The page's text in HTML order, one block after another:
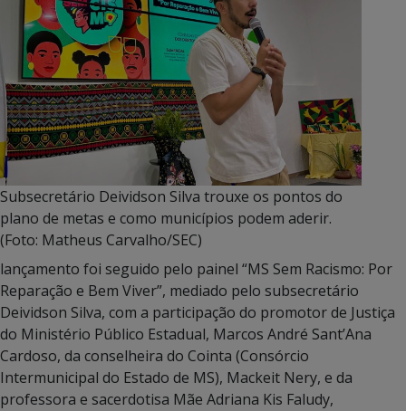
Subsecretário Deividson Silva trouxe os pontos do
plano de metas e como municípios podem aderir.
(Foto: Matheus Carvalho/SEC)
lançamento foi seguido pelo painel “MS Sem Racismo: Por
Reparação e Bem Viver”, mediado pelo subsecretário
Deividson Silva, com a participação do promotor de Justiça
do Ministério Público Estadual, Marcos André Sant’Ana
Cardoso, da conselheira do Cointa (Consórcio
Intermunicipal do Estado de MS), Mackeit Nery, e da
professora e sacerdotisa Mãe Adriana Kis Faludy,